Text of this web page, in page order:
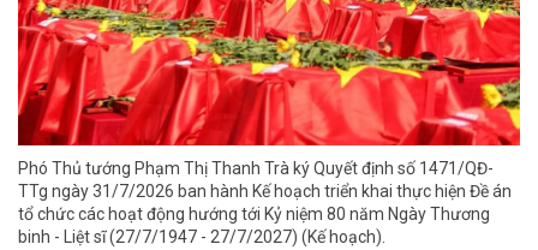
Phó Thủ tướng Phạm Thị Thanh Trà ký Quyết định số 1471/QĐ-
TTg ngày 31/7/2026 ban hành Kế hoạch triển khai thực hiện Đề án
tổ chức các hoạt động hướng tới Kỷ niệm 80 năm Ngày Thương
binh - Liệt sĩ (27/7/1947 - 27/7/2027) (Kế hoạch).